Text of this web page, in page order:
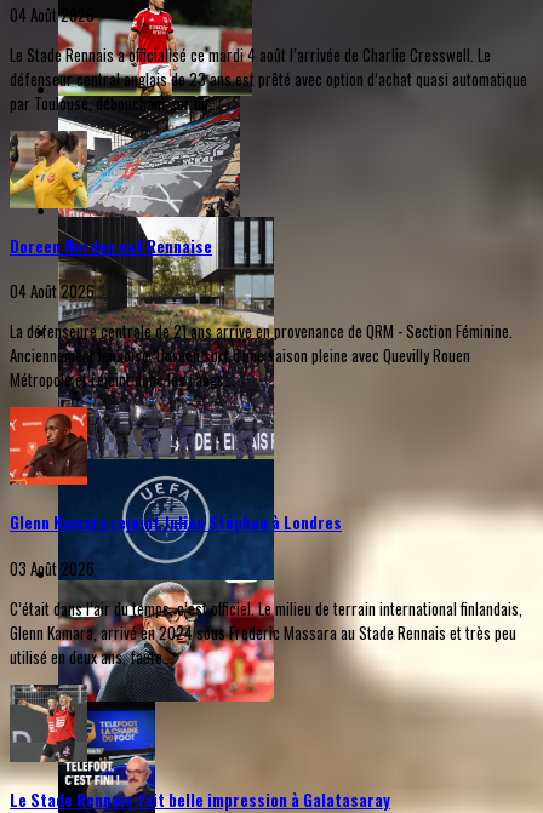
04 Août 2026
Le Stade Rennais a officialisé ce mardi 4 août l’arrivée de Charlie Cresswell. Le
défenseur central anglais de 23 ans est prêté avec option d’achat quasi automatique
par Toulouse, débouchant sur un...
Doreen Norden est Rennaise
04 Août 2026
La défenseure centrale de 21 ans arrive en provenance de QRM - Section Féminine.
Anciennement lensoise, Doreen sort d'une saison pleine avec Quevilly Rouen
Métropole et rejoint donc les rangs...
Glenn Kamara rejoint Julien Stéphan à Londres
03 Août 2026
C’était dans l’air du temps, c’est officiel. Le milieu de terrain international finlandais,
Glenn Kamara, arrivé en 2024 sous Frederic Massara au Stade Rennais et très peu
utilisé en deux ans, faute...
Le Stade Rennais fait belle impression à Galatasaray